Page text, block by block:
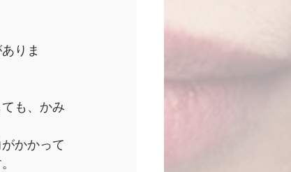
りま
も、かみ
かかって